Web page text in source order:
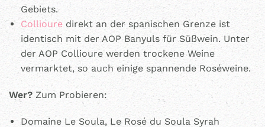
Gebiets.
Collioure direkt an der spanischen Grenze ist
identisch mit der AOP Banyuls für Süßwein. Unter
der AOP Collioure werden trockene Weine
vermarktet, so auch einige spannende Roséweine.
Wer?Zum Probieren:
Domaine Le Soula, Le Rosé du Soula Syrah